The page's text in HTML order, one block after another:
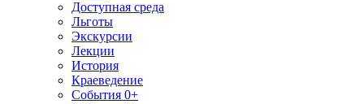
Доступная среда
Льготы
Экскурсии
Лекции
История
Краеведение
События 0+